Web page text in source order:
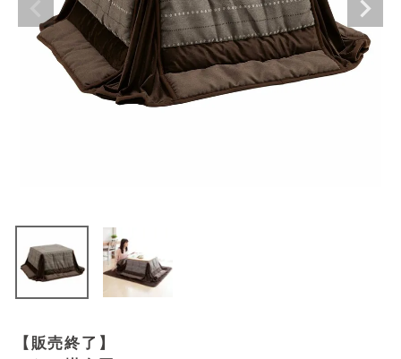
家具
その他
ログイン
【販売終了】